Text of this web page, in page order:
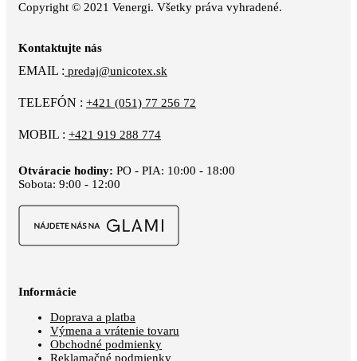
Copyright © 2021 Venergi. Všetky práva vyhradené.
Kontaktujte nás
EMAIL : predaj@unicotex.sk
TELEFÓN : +421 (051) 77 256 72
MOBIL : +421 919 288 774
Otváracie hodiny: PO - PIA: 10:00 - 18:00
Sobota: 9:00 - 12:00
Informácie
Doprava a platba
Výmena a vrátenie tovaru
Obchodné podmienky
Reklamačné podmienky